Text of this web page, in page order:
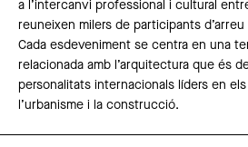
a l’intercanvi professional i cultural
reuneixen milers de participants
Cada esdeveniment se centra en una
relacionada amb l’arquitectura que és
personalitats internacionals líders en
l’urbanisme i la construcció.